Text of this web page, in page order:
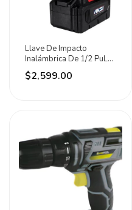
Llave De Impacto
Inalámbrica De 1/2 PuLG
20v Marca Aksi
$2,599.00